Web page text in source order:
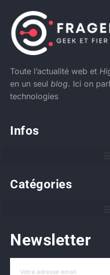
Toute l’actualité web et
en un seul blog. Ici on
technologies
Infos
Catégories
Newsletter